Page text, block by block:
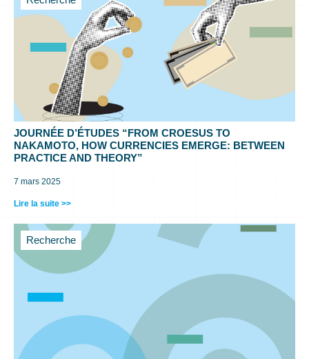
JOURNÉE D’ÉTUDES “FROM CROESUS TO
NAKAMOTO, HOW CURRENCIES EMERGE: BETWEEN
PRACTICE AND THEORY”
7 mars 2025
Lire la suite >>
Recherche